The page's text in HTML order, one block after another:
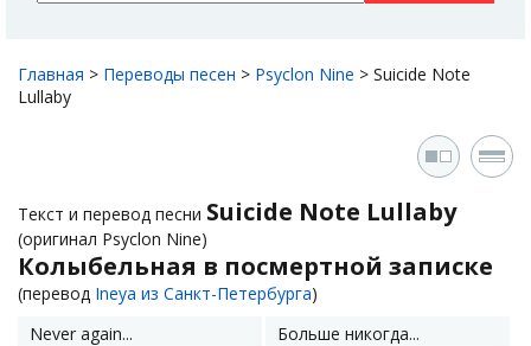
Главная > Переводы песен > Psyclon Nine > Suicide Note
Lullaby
Текст и перевод песни Suicide Note Lullaby
(оригинал Psyclon Nine)
Колыбельная в посмертной записке
(перевод Ineya из Санкт-Петербурга)
Never again...
Больше никогда...